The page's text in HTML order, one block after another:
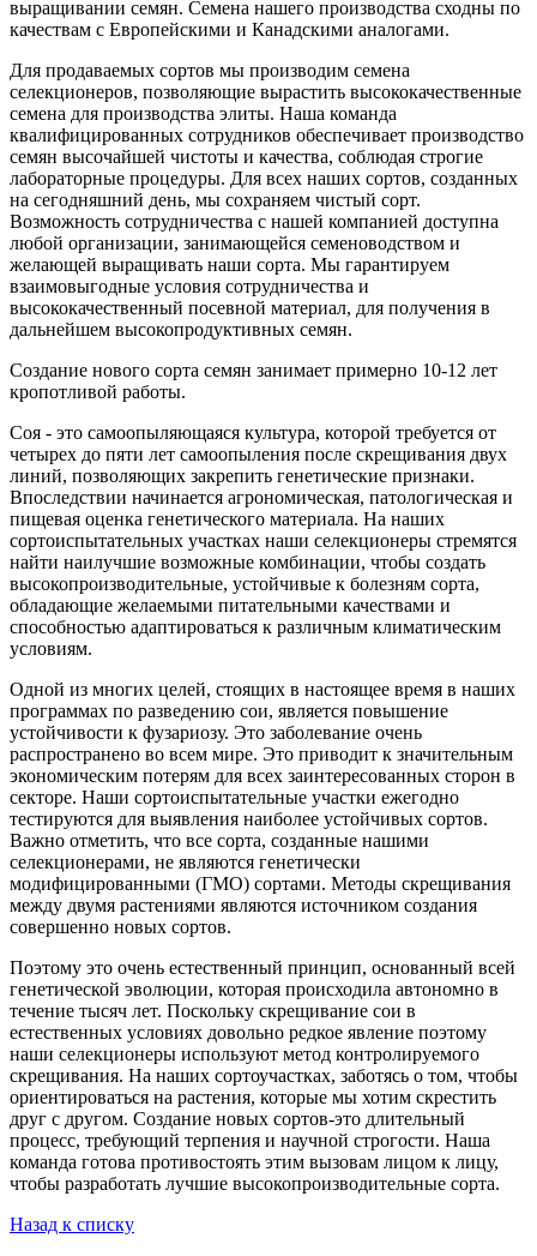
выращивании семян. Семена нашего производства сходны по
качествам с Европейскими и Канадскими аналогами.
Для продаваемых сортов мы производим семена
селекционеров, позволяющие вырастить высококачественные
семена для производства элиты. Наша команда
квалифицированных сотрудников обеспечивает производство
семян высочайшей чистоты и качества, соблюдая строгие
лабораторные процедуры. Для всех наших сортов, созданных
на сегодняшний день, мы сохраняем чистый сорт.
Возможность сотрудничества с нашей компанией доступна
любой организации, занимающейся семеноводством и
желающей выращивать наши сорта. Мы гарантируем
взаимовыгодные условия сотрудничества и
высококачественный посевной материал, для получения в
дальнейшем высокопродуктивных семян.
Создание нового сорта семян занимает примерно 10-12 лет
кропотливой работы.
Соя - это самоопыляющаяся культура, которой требуется от
четырех до пяти лет самоопыления после скрещивания двух
линий, позволяющих закрепить генетические признаки.
Впоследствии начинается агрономическая, патологическая и
пищевая оценка генетического материала. На наших
сортоиспытательных участках наши селекционеры стремятся
найти наилучшие возможные комбинации, чтобы создать
высокопроизводительные, устойчивые к болезням сорта,
обладающие желаемыми питательными качествами и
способностью адаптироваться к различным климатическим
условиям.
Одной из многих целей, стоящих в настоящее время в наших
программах по разведению сои, является повышение
устойчивости к фузариозу. Это заболевание очень
распространено во всем мире. Это приводит к значительным
экономическим потерям для всех заинтересованных сторон в
секторе. Наши сортоиспытательные участки ежегодно
тестируются для выявления наиболее устойчивых сортов.
Важно отметить, что все сорта, созданные нашими
селекционерами, не являются генетически
модифицированными (ГМО) сортами. Методы скрещивания
между двумя растениями являются источником создания
совершенно новых сортов.
Поэтому это очень естественный принцип, основанный всей
генетической эволюции, которая происходила автономно в
течение тысяч лет. Поскольку скрещивание сои в
естественных условиях довольно редкое явление поэтому
наши селекционеры используют метод контролируемого
скрещивания. На наших сортоучастках, заботясь о том, чтобы
ориентироваться на растения, которые мы хотим скрестить
друг с другом. Создание новых сортов-это длительный
процесс, требующий терпения и научной строгости. Наша
команда готова противостоять этим вызовам лицом к лицу,
чтобы разработать лучшие высокопроизводительные сорта.
Назад к списку